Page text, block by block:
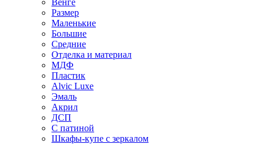
Венге
Размер
Маленькие
Большие
Средние
Отделка и материал
МДФ
Пластик
Alvic Luxe
Эмаль
Акрил
ДСП
С патиной
Шкафы-купе с зеркалом